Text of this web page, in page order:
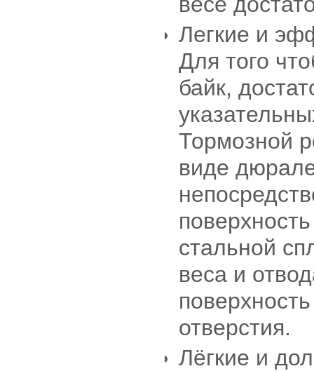
Легкие и
Для того
байк,
Тормозной
виде
стальной
веса и
отверстия.
Лёгкие и